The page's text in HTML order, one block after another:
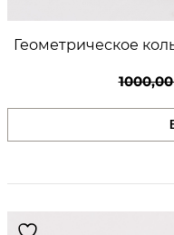
Геометрическое